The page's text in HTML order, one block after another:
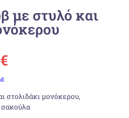
με στυλό και
€
ist:
στολιδάκι μονόκερου,
σακούλα